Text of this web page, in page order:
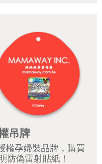
吊牌
權孕婦裝品牌，購買
防偽雷射貼紙！